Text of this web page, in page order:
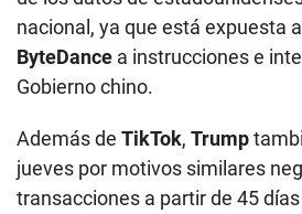
nacional, ya que está expuesta
ByteDance a instrucciones e
Gobierno chino.
Además de TikTok, Trump
jueves por motivos similares
transacciones a partir de 45